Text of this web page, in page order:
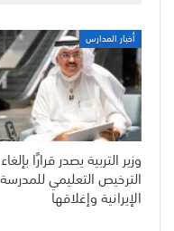
أخبار المدارس
وزير التربية يصدر قرارًا بإلغاء
الترخيص التعليمي للمدرسة
الإيرانية وإغلاقها